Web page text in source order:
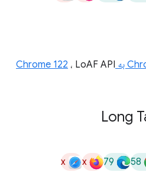
، LoAF API
58
79
x
x